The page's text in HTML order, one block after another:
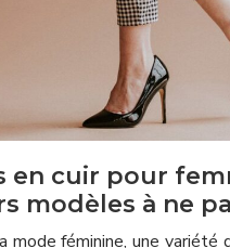
en cuir pour
modèles à ne
mode féminine, une